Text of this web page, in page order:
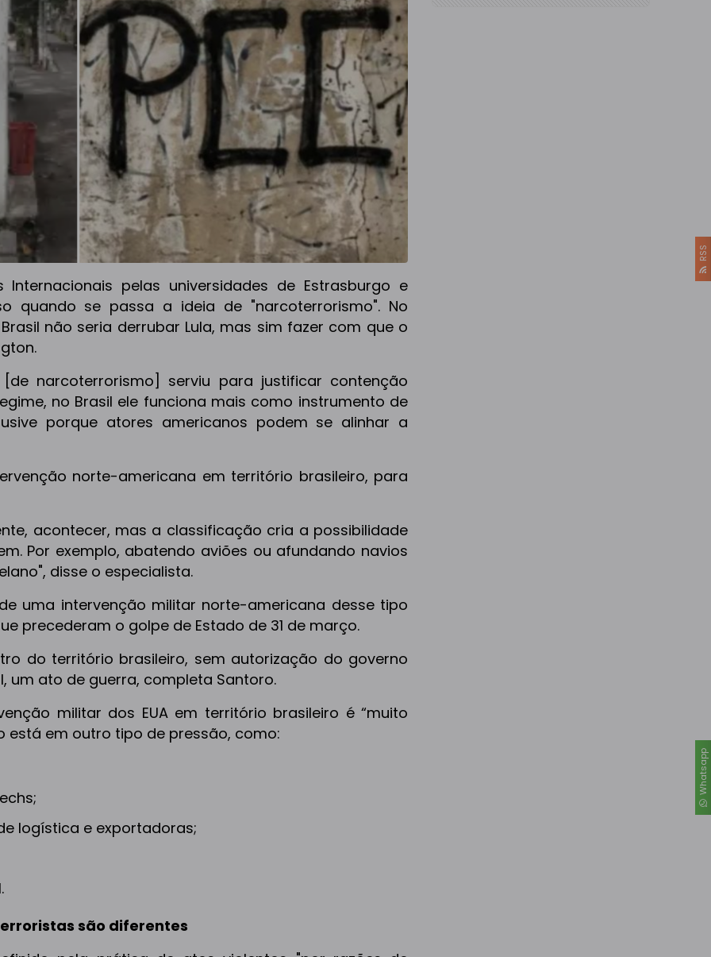
RSS
Whatsapp
Internacionais pelas universidades de Estrasburgo e
quando se passa a ideia de "narcoterrorismo". No
não seria derrubar Lula, mas sim fazer com que o
narcoterrorismo] serviu para justificar contenção
no Brasil ele funciona mais como instrumento de
porque atores americanos podem se alinhar a
norte-americana em território brasileiro, para
acontecer, mas a classificação cria a possibilidade
Por exemplo, abatendo aviões ou afundando navios
disse o especialista.
uma intervenção militar norte-americana desse tipo
precederam o golpe de Estado de 31 de março.
do território brasileiro, sem autorização do governo
um ato de guerra, completa Santoro.
militar dos EUA em território brasileiro é “muito
está em outro tipo de pressão, como:
logística e exportadoras;
são diferentes